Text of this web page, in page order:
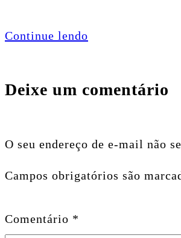
Continue lendo
Deixe um comentário
O seu endereço de e-mail não
Campos obrigatórios são
Comentário *